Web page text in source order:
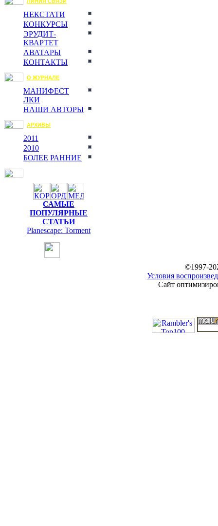
НЕКСТАТИ
КОНКУРСЫ
ЭРУДИТ-
КВАРТЕТ
АВАТАРЫ
КОНТАКТЫ
О ЖУРНАЛЕ
МАНИФЕСТ
ЛКИ
НАШИ АВТОРЫ
АРХИВЫ
2011
2010
БОЛЕЕ РАННИЕ
САМЫЕ
ПОПУЛЯРНЫЕ
СТАТЬИ
Planescape: Torment
©1997-
Условия
Сайт